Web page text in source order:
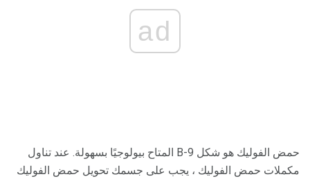
ad
حمض الفوليك هو شكل B-9 المتاح بيولوجيًا بسهولة. عند تناول
مكملات حمض الفوليك ، يجب على جسمك تحويل حمض الفوليك